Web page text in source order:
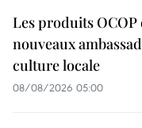
Les produits OCOP
nouveaux
culture locale
08/08/2026 05:00